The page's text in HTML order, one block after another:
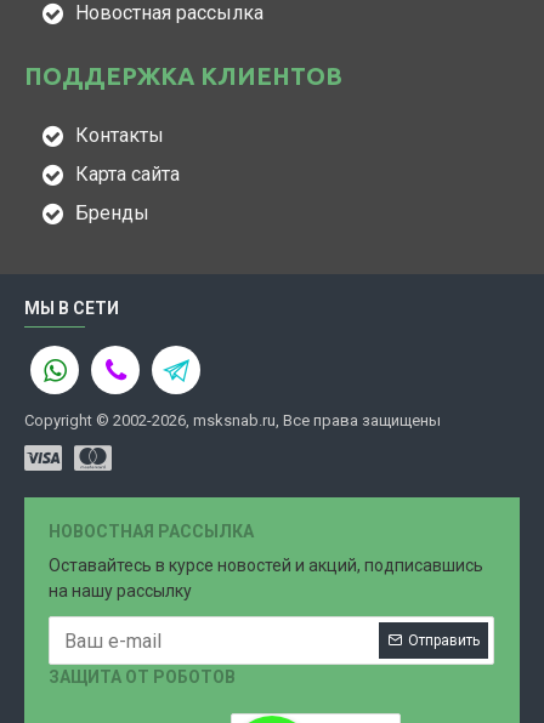
Новостная рассылка
ПОДДЕРЖКА КЛИЕНТОВ
Контакты
Карта сайта
Бренды
МЫ В СЕТИ
Copyright © 2002-2026, msksnab.ru, Все права защищены
НОВОСТНАЯ РАССЫЛКА
Оставайтесь в курсе новостей и акций, подписавшись
на нашу рассылку
Отправить
ЗАЩИТА ОТ РОБОТОВ